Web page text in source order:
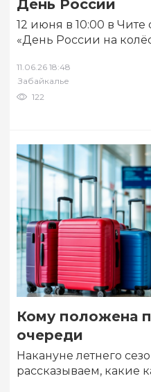
День России
12 июня в 10:00 в Чите
«День России на
автопрома…
11.06.26 18:48
Забайкалье
122
Кому положена
очереди
Накануне летнего
рассказываем, какие